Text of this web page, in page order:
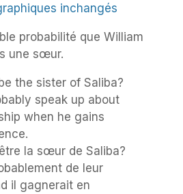
inchangés
probabilité que William
une sœur.
la sœur de Saliba?
de leur
il gagnerait en